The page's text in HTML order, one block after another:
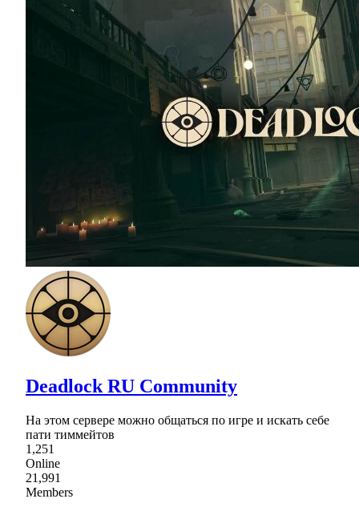
Deadlock RU Community
На этом сервере можно общаться по игре и искать себе
пати тиммейтов
1,251
Online
21,991
Members